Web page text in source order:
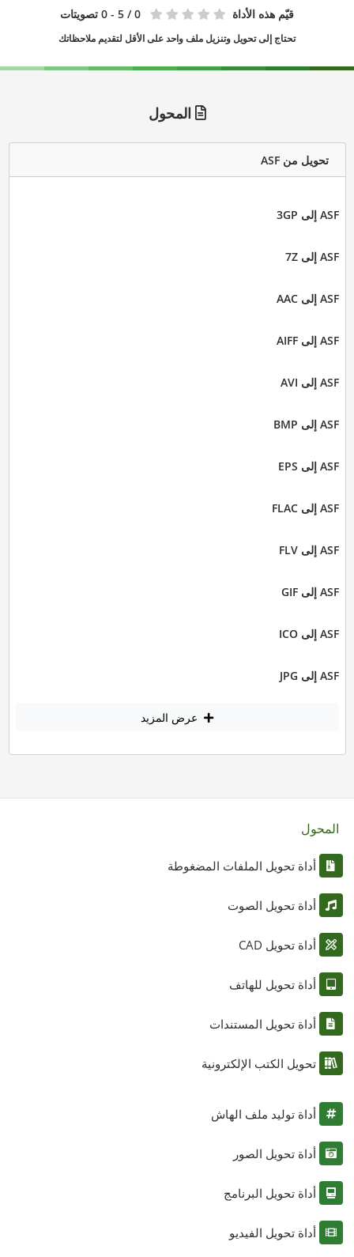
قيّم هذه الأداة 0 / 5 - 0 تصويتات
تحتاج إلى تحويل وتنزيل ملف واحد على الأقل لتقديم ملاحظاتك
المحول
تحويل من ASF
ASF إلى 3GP
ASF إلى 7Z
ASF إلى AAC
ASF إلى AIFF
ASF إلى AVI
ASF إلى BMP
ASF إلى EPS
ASF إلى FLAC
ASF إلى FLV
ASF إلى GIF
ASF إلى ICO
ASF إلى JPG
عرض المزيد
المحول
أداة تحويل الملفات المضغوطة
أداة تحويل الصوت
أداة تحويل CAD
أداة تحويل للهاتف
أداة تحويل المستندات
تحويل الكتب الإلكترونية
أداة توليد ملف الهاش
أداة تحويل الصور
أداة تحويل البرنامج
أداة تحويل الفيديو